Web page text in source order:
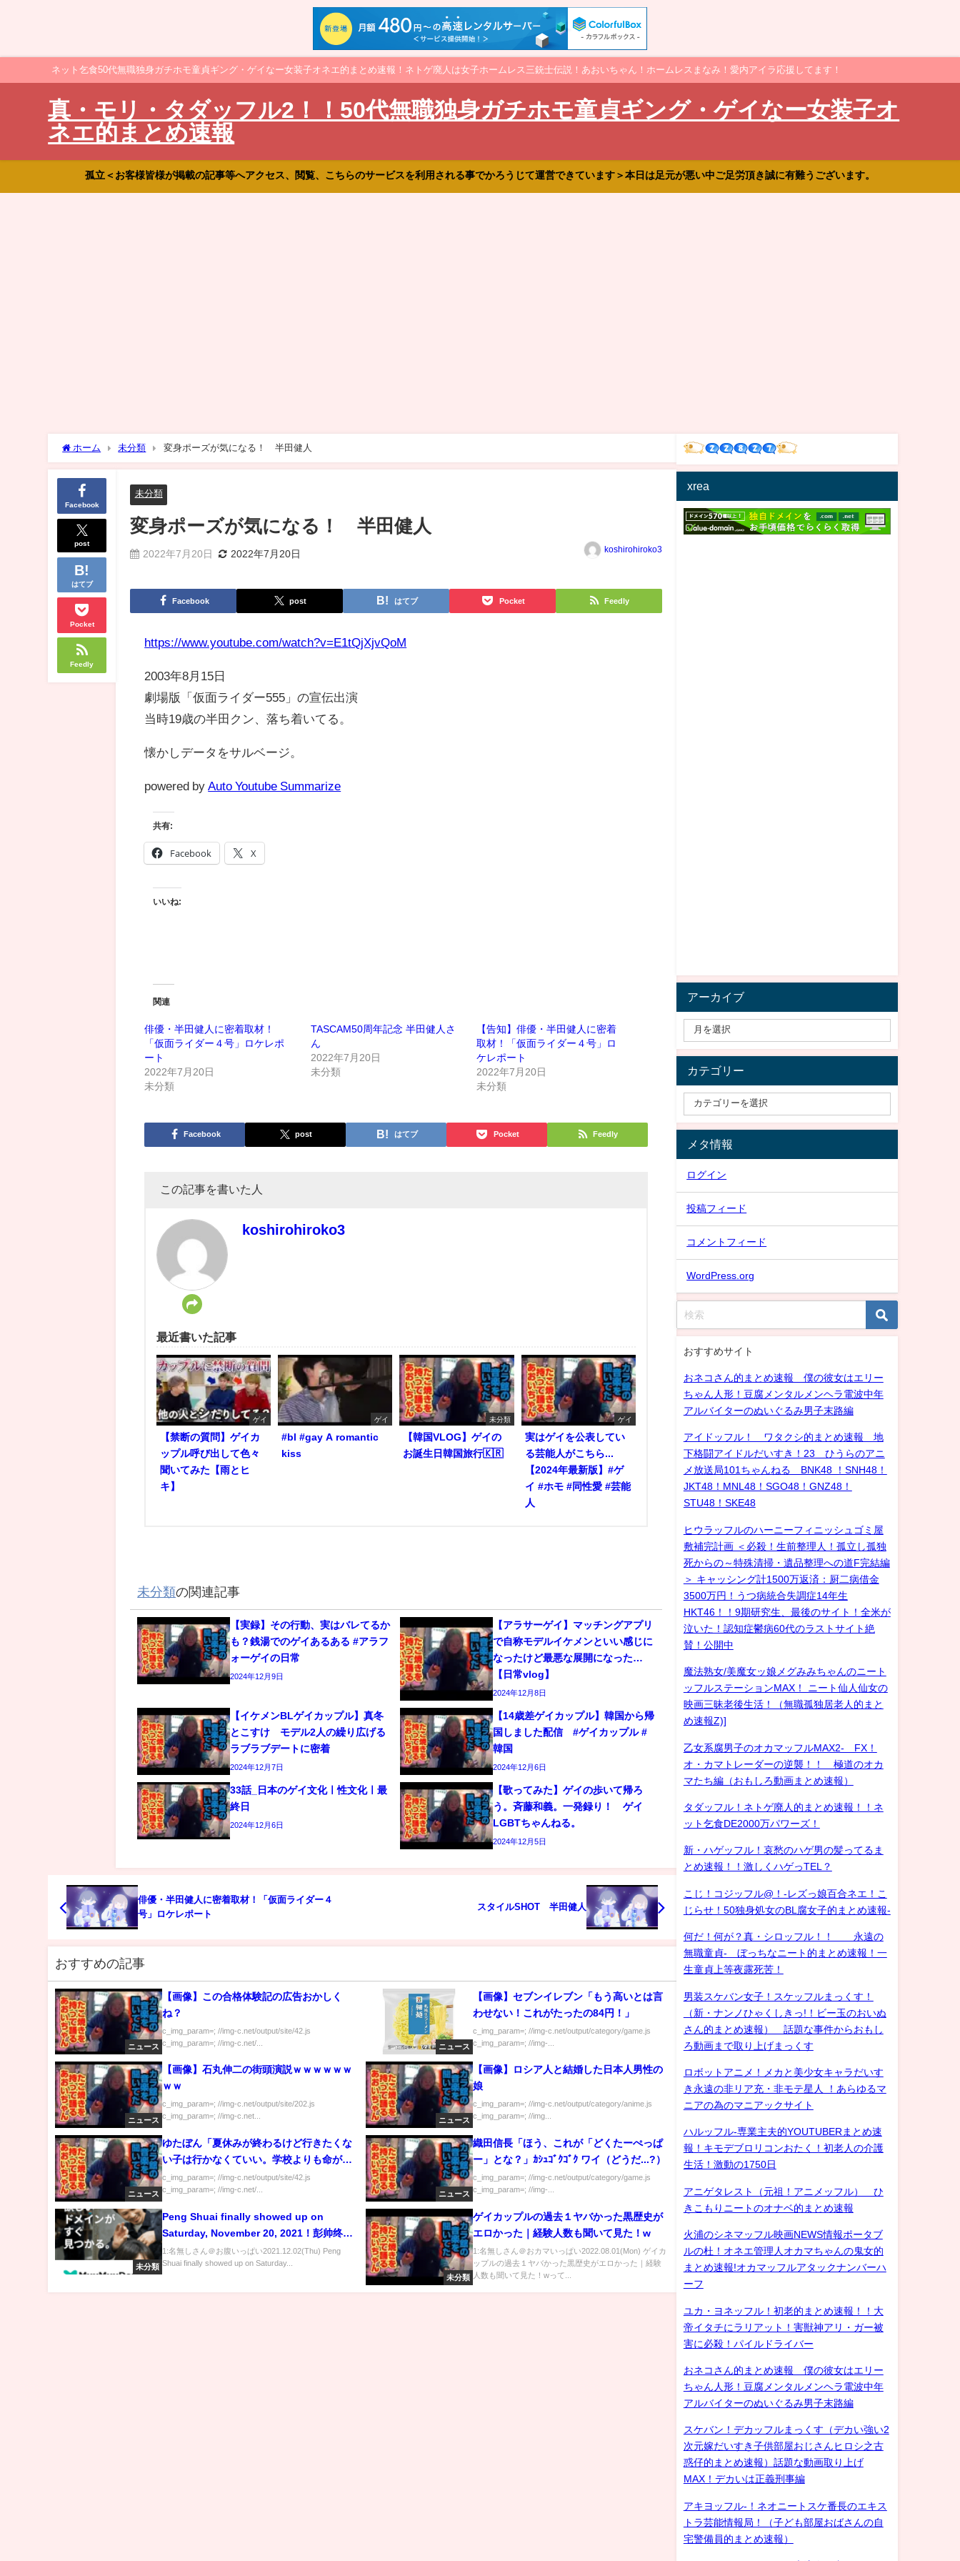
ネット乞食50代無職独身ガチホモ童貞ギング・ゲイなー女装子オネエ的まとめ速報！ネトゲ廃人は女子ホームレス三銃士伝説！あおいちゃん！ホームレスまなみ！愛内アイラ応援してます！
真・モリ・タダッフル2！！50代無職独身ガチホモ童貞ギング・ゲイなー女装子オ
ネエ的まとめ速報
孤立＜お客様皆様が掲載の記事等へアクセス、閲覧、こちらのサービスを利用される事でかろうじて運営できています＞本日は足元が悪い中ご足労頂き誠に有難うございます。
ホーム 未分類 変身ポーズが気になる！ 半田健人
Facebook
post
はてブ
Pocket
Feedly
未分類
変身ポーズが気になる！ 半田健人
2022年7月20日 2022年7月20日 koshirohiroko3
Facebook post はてブ Pocket Feedly
https://www.youtube.com/watch?v=E1tQjXjvQoM
2003年8月15日
劇場版「仮面ライダー555」の宣伝出演
当時19歳の半田クン、落ち着いてる。
懐かしデータをサルベージ。
powered by Auto Youtube Summarize
共有:
Facebook X
いいね:
関連
俳優・半田健人に密着取材！
「仮面ライダー４号」ロケレポ
ート
2022年7月20日
未分類
TASCAM50周年記念 半田健人さ
ん
2022年7月20日
未分類
【告知】俳優・半田健人に密着
取材！「仮面ライダー４号」ロ
ケレポート
2022年7月20日
未分類
Facebook post はてブ Pocket Feedly
この記事を書いた人
koshirohiroko3
最近書いた記事
ゲイ
【禁断の質問】ゲイカ
ップル呼び出して色々
聞いてみた【雨とヒ
キ】
ゲイ
#bl #gay A romantic
kiss
未分類
【韓国VLOG】ゲイの
お誕生日韓国旅行🇰🇷
ゲイ
実はゲイを公表してい
る芸能人がこちら...
【2024年最新版】#ゲ
イ #ホモ #同性愛 #芸能
人
未分類の関連記事
【実録】その行動、実はバレてるか
も？銭湯でのゲイあるある #アラフ
ォーゲイの日常
2024年12月9日
【アラサーゲイ】マッチングアプリ
で自称モデルイケメンといい感じに
なったけど最悪な展開になった…
【日常vlog】
2024年12月8日
【イケメンBLゲイカップル】真冬
とこすけ モデル2人の繰り広げる
ラブラブデートに密着
2024年12月7日
【14歳差ゲイカップル】韓国から帰
国しました配信 #ゲイカップル #
韓国
2024年12月6日
33話_日本のゲイ文化ㅣ性文化ㅣ最
終日
2024年12月6日
【歌ってみた】ゲイの歩いて帰ろ
う。斉藤和義。一発録り！ ゲイ
LGBTちゃんねる。
2024年12月5日
俳優・半田健人に密着取材！「仮面ライダー４
号」ロケレポート
スタイルSHOT 半田健人
おすすめの記事
ニュース
【画像】この合格体験記の広告おかしく
ね？
c_img_param=; //img-c.net/output/site/42.js
c_img_param=; //img-c.net/...
ニュース
【画像】セブンイレブン「もう高いとは言
わせない！これがたったの84円！」
c_img_param=; //img-c.net/output/category/game.js
c_img_param=; //img-...
ニュース
【画像】石丸伸二の街頭演説ｗｗｗｗｗｗ
ｗｗ
c_img_param=; //img-c.net/output/site/202.js
c_img_param=; //img-c.net...
ニュース
【画像】ロシア人と結婚した日本人男性の
娘
c_img_param=; //img-c.net/output/category/anime.js
c_img_param=; //img...
ニュース
ゆたぼん「夏休みが終わるけど行きたくな
い子は行かなくていい。学校よりも命が大
切」
c_img_param=; //img-c.net/output/site/42.js
c_img_param=; //img-c.net/...
ニュース
織田信長「ほう、これが「どくたーぺっぱ
ー」とな？」ｶｼｭｺﾞｸｺﾞｸ ワイ（どうだ...?）
c_img_param=; //img-c.net/output/category/game.js
c_img_param=; //img-...
未分類
Peng Shuai finally showed up on
Saturday, November 20, 2021！彭帅终于
在2021年11月20日星期六现身！Where is
PengShuai
1:名無しさん＠お腹いっぱい2021.12.02(Thu) Peng
Shuai finally showed up on Saturday...
未分類
ゲイカップルの過去１ヤバかった黒歴史が
エロかった｜経験人数も聞いて見た！w
1:名無しさん＠おカマいっぱい2022.08.01(Mon) ゲイカ
ップルの過去１ヤバかった黒歴史がエロかった｜経験
人数も聞いて見た！wって...
xrea
アーカイブ
カテゴリー
メタ情報
ログイン
投稿フィード
コメントフィード
WordPress.org
おすすめサイト
おネコさん的まとめ速報 僕の彼女はエリー
ちゃん人形！豆腐メンタルメンヘラ電波中年
アルバイターのぬいぐるみ男子末路編
アイドッフル！ ワタクシ的まとめ速報 地
下格闘アイドルだいすき！23 ひうらのアニ
メ放送局101ちゃんねる BNK48 ！SNH48！
JKT48！MNL48！SGO48！GNZ48！
STU48！SKE48
ヒウラッフルのハーニーフィニッシュゴミ屋
敷補完計画 ＜必殺！生前整理人！孤立し孤独
死からの～特殊清掃・遺品整理への道F完結編
＞ キャッシング計1500万返済：厨二病借金
3500万円！うつ病統合失調症14年生
HKT46！！9期研究生、最後のサイト！全米が
泣いた！認知症鬱病60代のラストサイト絶
賛！公開中
魔法熟女/美魔女ッ娘メグみみちゃんのニート
ッフルステーションMAX！ ニート仙人仙女の
映画三昧老後生活！（無職孤独居老人的まと
め速報Z)]
乙女系腐男子のオカマッフルMAX2- FX！
オ・カマトレーダーの逆襲！！ 極道のオカ
マたち編（おもしろ動画まとめ速報）
タダッフル！ネトゲ廃人的まとめ速報！！ネ
ット乞食DE2000万パワーズ！
新・ハゲッフル！哀愁のハゲ男の髪ってるま
とめ速報！！激しくハゲっTEL？
こじ！コジッフル@！-レズっ娘百合ネエ！こ
じらせ！50独身処女のBL腐女子的まとめ速報-
何だ！何が？真・シロッフル！！ 永遠の
無職童貞- ぼっちなニート的まとめ速報！一
生童貞上等夜露死苦！
男装スケバン女子！スケッフルまっくす！
（新・ナンノひゃくしきっ!！ビー玉のおいぬ
さん的まとめ速報） 話題な事件からおもし
ろ動画まで取り上げまっくす
ロボットアニメ！メカと美少女キャラだいす
き永遠の非リア充・非モテ星人 ！あらゆるマ
ニアの為のマニアックサイト
ハルッフル-専業主夫的YOUTUBERまとめ速
報！キモデブロリコンおたく！初老人の介護
生活！激動の1750日
アニゲタレスト（元祖！アニメッフル） ひ
きこもりニートのオナベ的まとめ速報
火浦のシネマッフル映画NEWS情報ポータブ
ルの杜！オネエ管理人オカマちゃんの鬼女的
まとめ速報!オカマッフルアタックナンバーハ
ーフ
ユカ・ヨネッフル！初老的まとめ速報！！大
帝イタチにラリアット！害獣神アリ・ガー被
害に必殺！パイルドライバー
おネコさん的まとめ速報 僕の彼女はエリー
ちゃん人形！豆腐メンタルメンヘラ電波中年
アルバイターのぬいぐるみ男子末路編
スケバン！デカッフルまっくす（デカい強い2
次元嫁だいすき子供部屋おじさんヒロシ之古
惑仔的まとめ速報）話題な動画取り上げ
MAX！デカいは正義刑事編
アキヨッフル-！ネオニートスケ番長のエキス
トラ芸能情報局！（子ども部屋おばさんの自
宅警備員的まとめ速報）